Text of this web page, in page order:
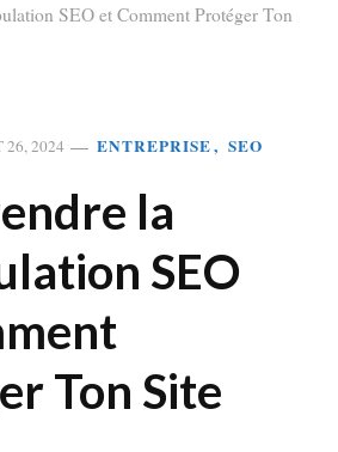
SEO et Comment Protéger Ton
26, 2024 ENTREPRISE SEO
la
SEO
Ton Site